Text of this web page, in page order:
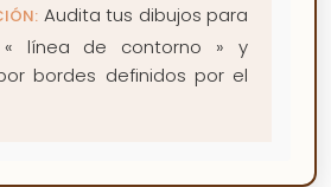
Audita tus dibujos para
« línea de contorno » y
bordes definidos por el